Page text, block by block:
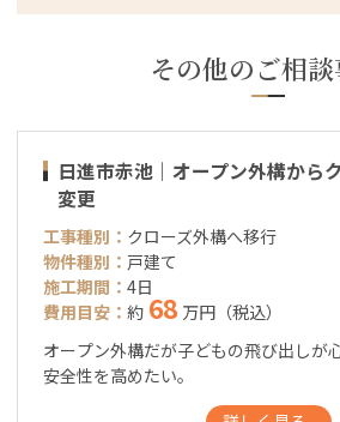
その他のご相
日進市赤池｜オープン外構から
変更
工事種別： クローズ外構へ移行
物件種別： 戸建て
施工期間： 4日
費用目安： 約 68 万円（税込）
オープン外構だが子どもの飛び出しが
安全性を高めたい。